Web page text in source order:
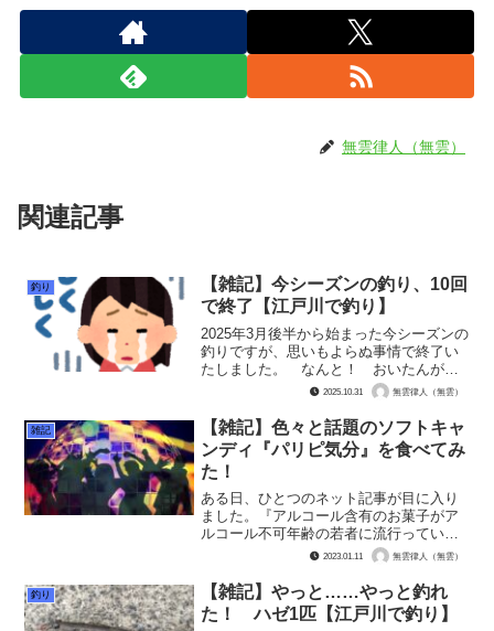
無雲律人（無雲）
関連記事
釣り
【雑記】今シーズンの釣り、10回
で終了【江戸川で釣り】
2025年3月後半から始まった今シーズンの
釣りですが、思いもよらぬ事情で終了い
たしました。 なんと！ おいたんが腰
椎すべり症を悪化させて、脊柱管狭窄症
となり、手術が必要な状態になってしま
ったのです。歩けません！ 杖2本使って
ますけどヨレヨレ...
2025.10.31 無雲律人（無雲）
雑記
【雑記】色々と話題のソフトキャ
ンディ『パリピ気分』を食べてみ
た！
ある日、ひとつのネット記事が目に入り
ました。『アルコール含有のお菓子がア
ルコール不可年齢の若者に流行っていて
問題だ』（要約） みたいなの。 なん
に、子供でも平気で買えてしまうとか。
そういうの、チョコレート...
2023.01.11 無雲律人（無雲）
釣り
【雑記】やっと……やっと釣れ
た！ ハゼ1匹【江戸川で釣り】